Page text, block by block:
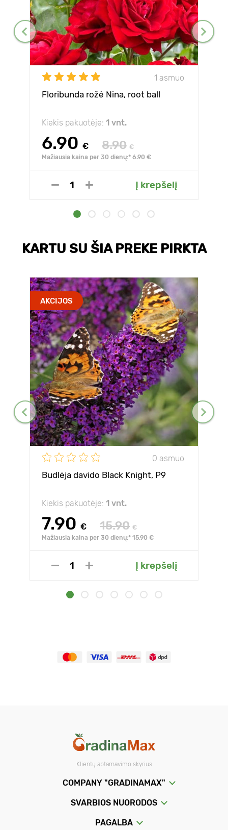
1 asmuo
Floribunda rožė Nina, root ball
Kiekis pakuotėje: 1 vnt.
6.90 € 8.90 €
Mažiausia kaina per 30 dienų:* 6.90 €
Į krepšelį
KARTU SU ŠIA PREKE PIRKTA
AKCIJOS
0 asmuo
Budlėja davido Black Knight, P9
Kiekis pakuotėje: 1 vnt.
7.90 € 15.90 €
Mažiausia kaina per 30 dienų:* 15.90 €
Į krepšelį
Klientų aptarnavimo skyrius
COMPANY "GRADINAMAX"
SVARBIOS NUORODOS
PAGALBA